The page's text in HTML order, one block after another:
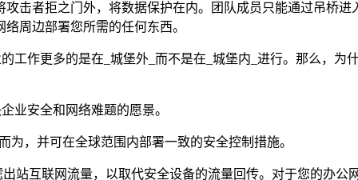
击者拒之门外，将数据保护在内。团队成员只能通过吊桥进
周边部署您所需的任何东西。
工作更多的是在_城堡外_而不是在_城堡内_进行。那么，为
业安全和网络难题的愿景。
为，并可在全球范围内部署一致的安全控制措施。
出站互联网流量，以取代安全设备的流量回传。对于您的办公